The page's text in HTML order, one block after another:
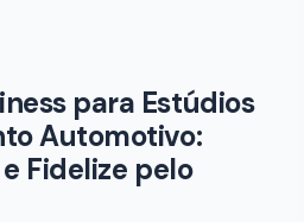
para Estúdios
Automotivo:
Fidelize pelo